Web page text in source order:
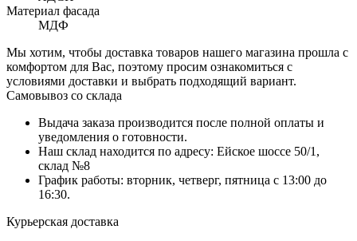
Материал фасада
МДФ
Мы хотим, чтобы доставка товаров нашего магазина прошла с
комфортом для Вас, поэтому просим ознакомиться с
условиями доставки и выбрать подходящий вариант.
Самовывоз со склада
Выдача заказа производится после полной оплаты и
уведомления о готовности.
Наш склад находится по адресу: Ейское шоссе 50/1,
склад №8
График работы: вторник, четверг, пятница с 13:00 до
16:30.
Курьерская доставка